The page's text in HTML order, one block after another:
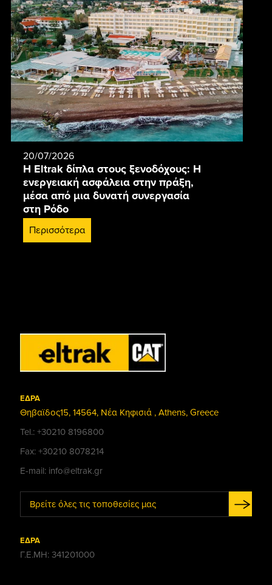
20/07/2026
Η Eltrak δίπλα στους ξενοδόχους: Η
ενεργειακή ασφάλεια στην πράξη,
μέσα από μια δυνατή συνεργασία
στη Ρόδο
Περισσότερα
ΕΔΡΑ
Θηβαϊδος15, 14564, Νέα Κηφισιά , Athens, Greece
Tel.: +30210 8196800
Fax: +30210 8078214
E-mail: info@eltrak.gr
Βρείτε όλες τις τοποθεσίες μας
ΕΔΡΑ
Γ.Ε.ΜΗ: 341201000